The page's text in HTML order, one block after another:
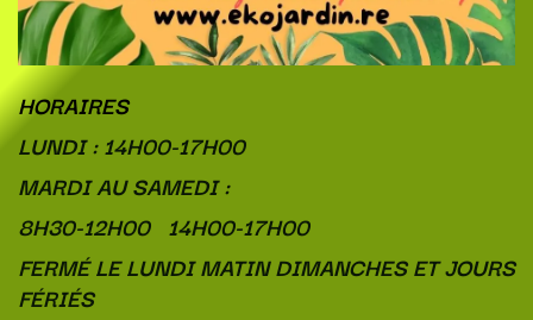
HORAIRES
LUNDI : 14H00-17H00
MARDI AU SAMEDI :
8H30-12H00 14H00-17H00
FERMÉ LE LUNDI MATIN DIMANCHES ET JOURS
FÉRIÉS